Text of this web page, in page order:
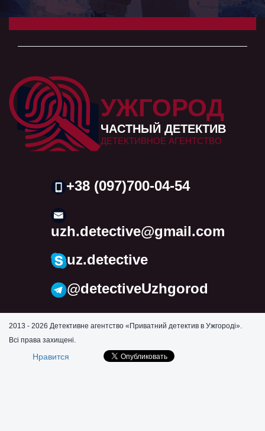
УЖГОРОД
ЧАСТНЫЙ ДЕТЕКТИВ
ДЕТЕКТИВНОЕ АГЕНТСТВО
+38 (097)700-04-54
uzh.detective@gmail.com
uz.detective
@detectiveUzhgorod
2013 - 2026 Детективне агентство «Приватний детектив в Ужгороді».
Всі права захищені.
Нравится